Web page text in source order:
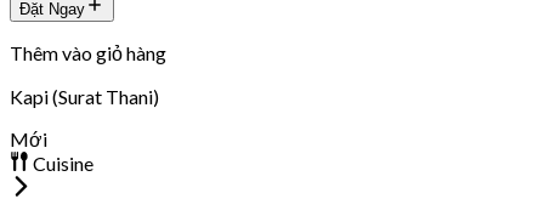
Đặt Ngay
Thêm vào giỏ hàng
Kapi (Surat Thani)
Mới
Cuisine